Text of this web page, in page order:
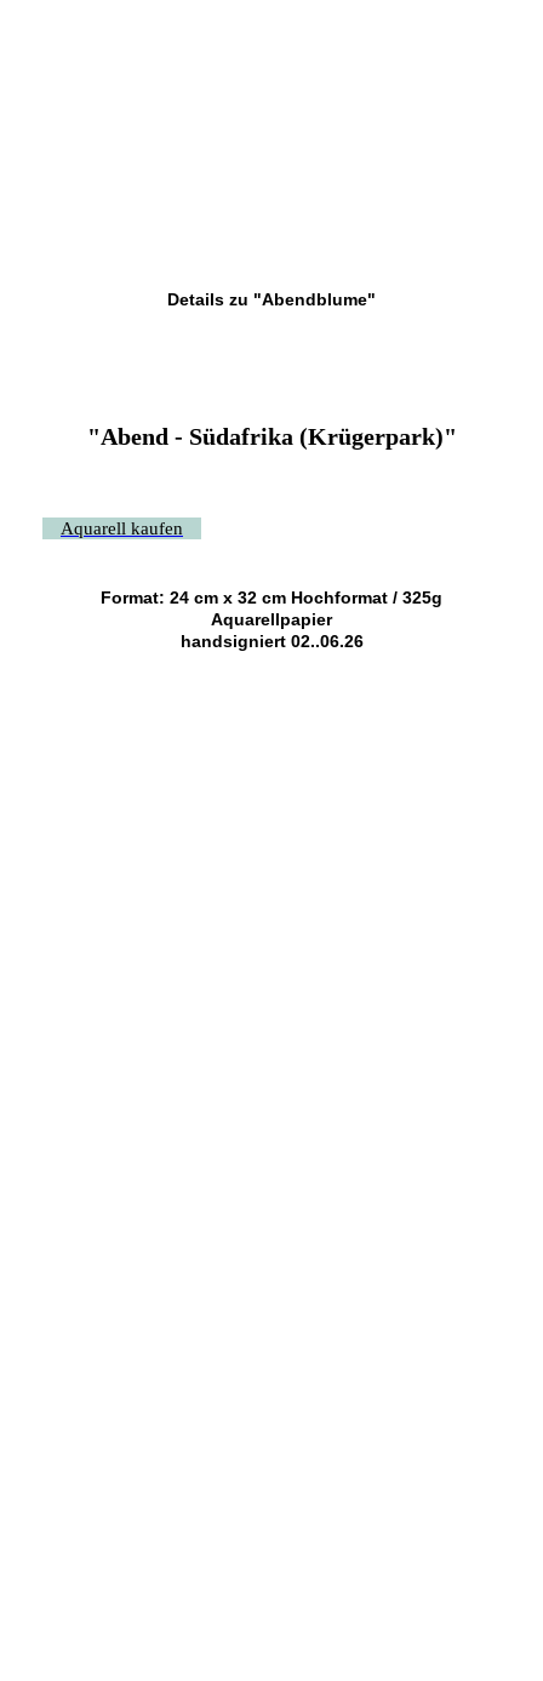
Details zu "Abendblume"
"Abend - Südafrika (Krügerpark)"
Aquarell kaufen
Format: 24 cm x 32 cm Hochformat / 325g
Aquarellpapier
handsigniert 02..06.26